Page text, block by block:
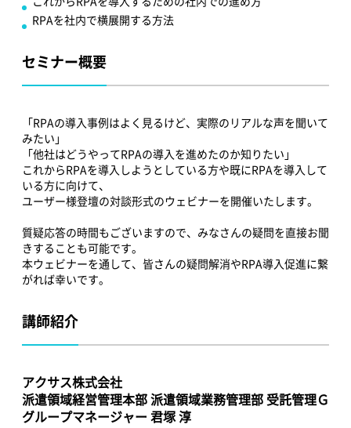
RPAを社内で横展開する方法
セミナー概要
「RPAの導入事例はよく見るけど、実際のリアルな声を聞いて
みたい」
「他社はどうやってRPAの導入を進めたのか知りたい」
これからRPAを導入しようとしている方や既にRPAを導入して
いる方に向けて、
ユーザー様登壇の対談形式のウェビナーを開催いたします。
質疑応答の時間もございますので、みなさんの疑問を直接お聞
きすることも可能です。
本ウェビナーを通して、皆さんの疑問解消やRPA導入促進に繋
がれば幸いです。
講師紹介
アクサス株式会社
派遣領域経営管理本部 派遣領域業務管理部 受託管理Ｇ
グループマネージャー 君塚 淳